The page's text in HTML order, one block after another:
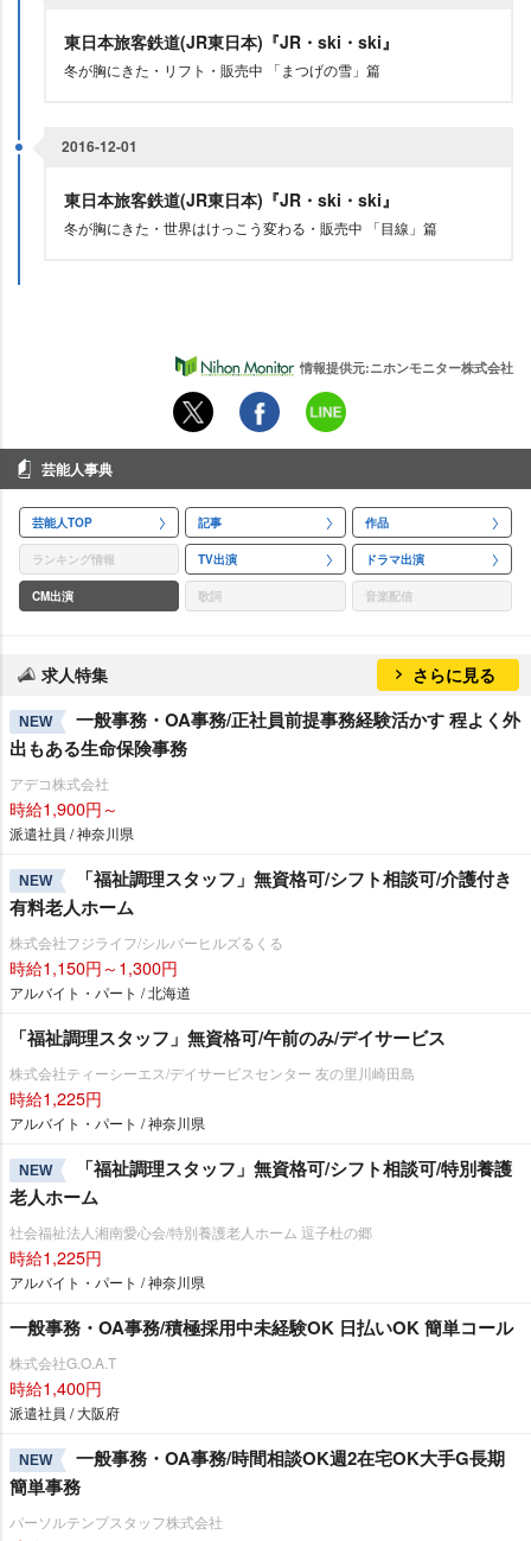
東日本旅客鉄道(JR東日本)『JR・ski・ski』
冬が胸にきた・リフト・販売中 「まつげの雪」篇
2016-12-01
東日本旅客鉄道(JR東日本)『JR・ski・ski』
冬が胸にきた・世界はけっこう変わる・販売中 「目線」篇
情報提供元:ニホンモニター株式会社
芸能人事典
芸能人TOP 記事 作品
ランキング情報 TV出演 ドラマ出演
CM出演 歌詞 音楽配信
求人特集 さらに見る
NEW
一般事務・OA事務/正社員前提事務経験活かす 程よく外
出もある生命保険事務
アデコ株式会社
時給1,900円～
派遣社員 / 神奈川県
NEW
「福祉調理スタッフ」無資格可/シフト相談可/介護付き
有料老人ホーム
株式会社フジライフ/シルバーヒルズるくる
時給1,150円～1,300円
アルバイト・パート / 北海道
「福祉調理スタッフ」無資格可/午前のみ/デイサービス
株式会社ティーシーエス/デイサービスセンター 友の里川崎田島
時給1,225円
アルバイト・パート / 神奈川県
NEW
「福祉調理スタッフ」無資格可/シフト相談可/特別養護
老人ホーム
社会福祉法人湘南愛心会/特別養護老人ホーム 逗子杜の郷
時給1,225円
アルバイト・パート / 神奈川県
一般事務・OA事務/積極採用中未経験OK 日払いOK 簡単コール
株式会社G.O.A.T
時給1,400円
派遣社員 / 大阪府
NEW
一般事務・OA事務/時間相談OK週2在宅OK大手G長期
簡単事務
パーソルテンプスタッフ株式会社